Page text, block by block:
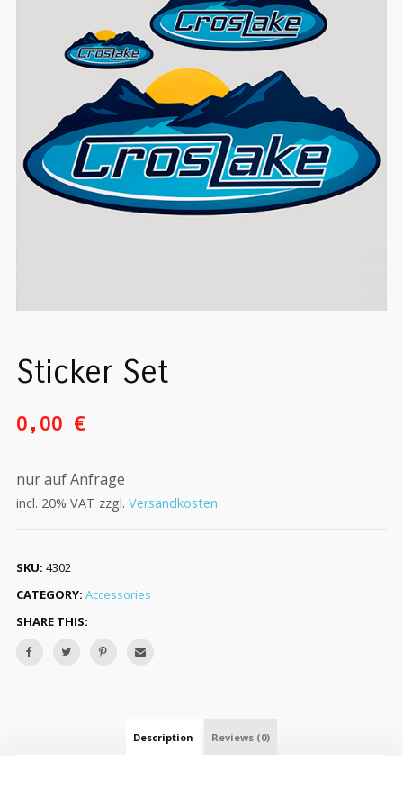
Sticker Set
0,00 €
nur auf Anfrage
incl. 20% VAT zzgl. Versandkosten
SKU: 4302
CATEGORY: Accessories
SHARE THIS:
Description Reviews (0)